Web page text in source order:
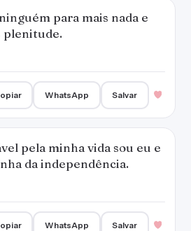
para mais nada e
plenitude.
WhatsApp Salvar
pela minha vida sou eu e
da independência.
WhatsApp Salvar